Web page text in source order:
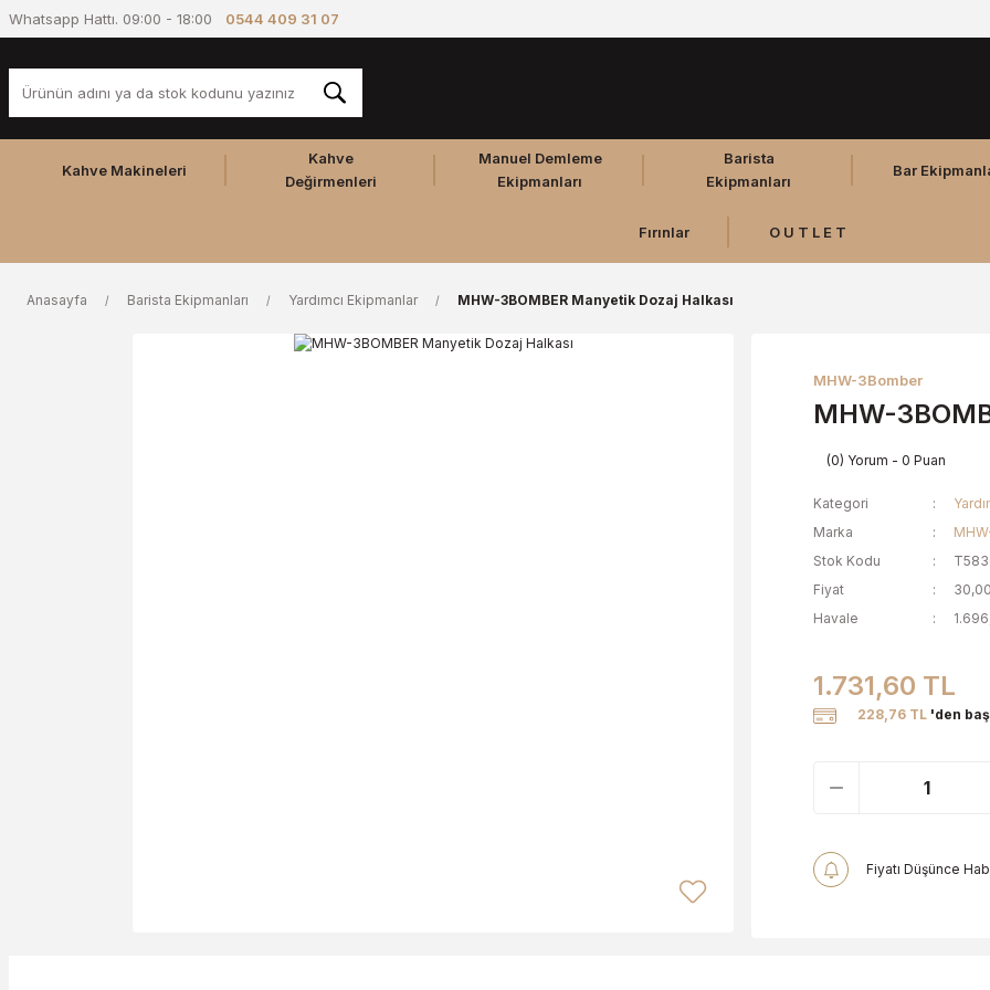
Whatsapp Hattı. 09:00 - 18:00 0544 409 31 07
Kahve Makineleri
Kahve
Değirmenleri
Manuel Demleme
Ekipmanları
Barista
Ekipmanları
Bar
Fırınlar O U T L E T
Anasayfa Barista Ekipmanları Yardımcı Ekipmanlar MHW-3BOMBER Manyetik Dozaj Halkası
MHW-3Bomber
MHW-
(0) Yorum - 0 Puan
Kategori
Marka
Stok Kodu
Fiyat
Havale
1.731,60 TL
228,76 TL 'den
Fiyatı Düşünce